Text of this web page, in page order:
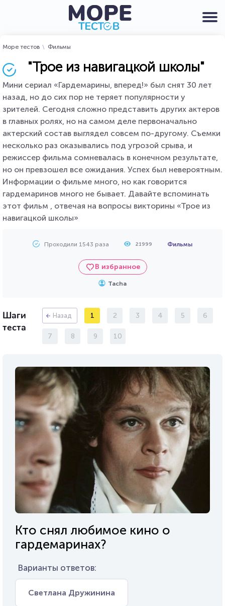
Море тестов Фильмы
"Трое из навигацкой школы"
Мини сериал «Гардемарины, вперед!» был снят 30 лет
назад, но до сих пор не теряет популярности у
зрителей. Сегодня сложно представить других актеров
в главных ролях, но на самом деле первоначально
актерский состав выглядел совсем по-другому. Съемки
несколько раз оказывались под угрозой срыва, и
режиссер фильма сомневалась в конечном результате,
но он превзошел все ожидания. Успех был невероятным.
Информации о фильме много, но как говорится
гардемаринов много не бывает. Давайте вспоминать
этот фильм , отвечая на вопросы викторины «Трое из
навигацкой школы»
Проходили 1543 раза 21999 Фильмы
В избранное
Tacha
Шаги
теста
Назад 1 2 3 4 5 6
7 8 9 10
Кто снял любимое кино о
гардемаринах?
Варианты ответов:
Светлана Дружинина